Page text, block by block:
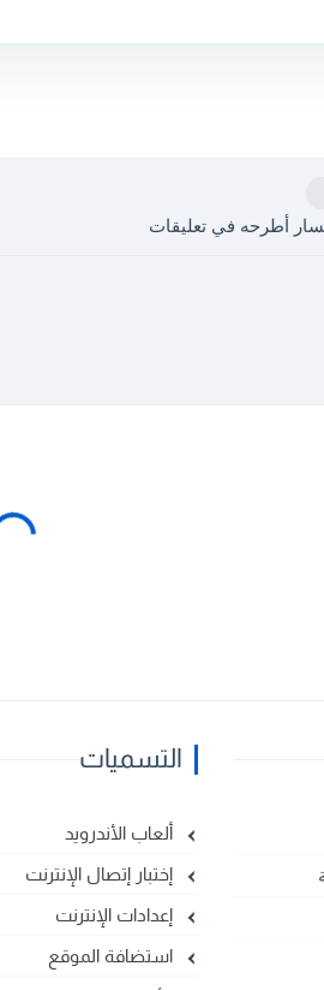
أطرحه في تعليقات
التسميات
ألعاب الأندرويد
إختبار إتصال الإنترنت
إعدادات الإنترنت
استضافة الموقع